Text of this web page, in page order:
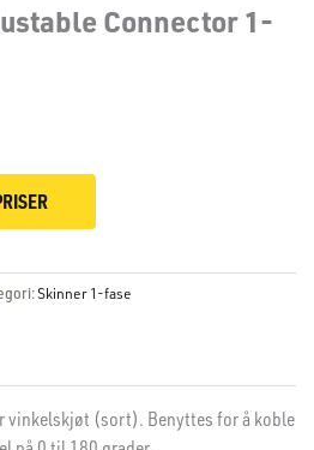
Connector 1-
Skinner 1-fase
vinkelskjøt (sort). Benyttes for å koble